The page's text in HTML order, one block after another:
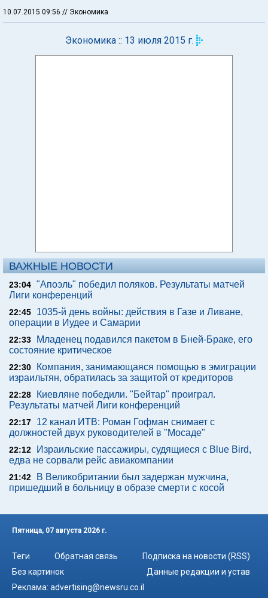
10.07.2015 09:56 // Экономика
Экономика :: 13 июля 2015 г.
ВАЖНЫЕ НОВОСТИ
23:04 "Апоэль" победил поляков. Результаты матчей
Лиги конференций
22:45
1035-й день войны: действия в Газе и Ливане,
операции в Иудее и Самарии
22:33
Младенец подавился пакетом в Бней-Браке, его
состояние критическое
22:30
Компания, занимающаяся помощью в эмиграции
израильтян, обратилась за защитой от кредиторов
22:28
Киевляне победили. "Бейтар" проиграл.
Результаты матчей Лиги конференций
22:17
12 канал ИТВ: Роман Гофман снимает с
должностей двух руководителей в "Мосаде"
22:12
Израильские пассажиры, судящиеся с Blue Bird,
едва не сорвали рейс авиакомпании
21:42
В Великобритании был задержан мужчина,
пришедший в больницу в образе смерти с косой
Пятница, 07 августа 2026 г.
Теги Обратная связь
Подписка на новости (RSS)
Без картинок
Данные редакции и устав
Реклама: advertising@newsru.co.il